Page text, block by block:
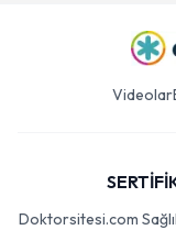
Videolar
Doktorsitesi.com